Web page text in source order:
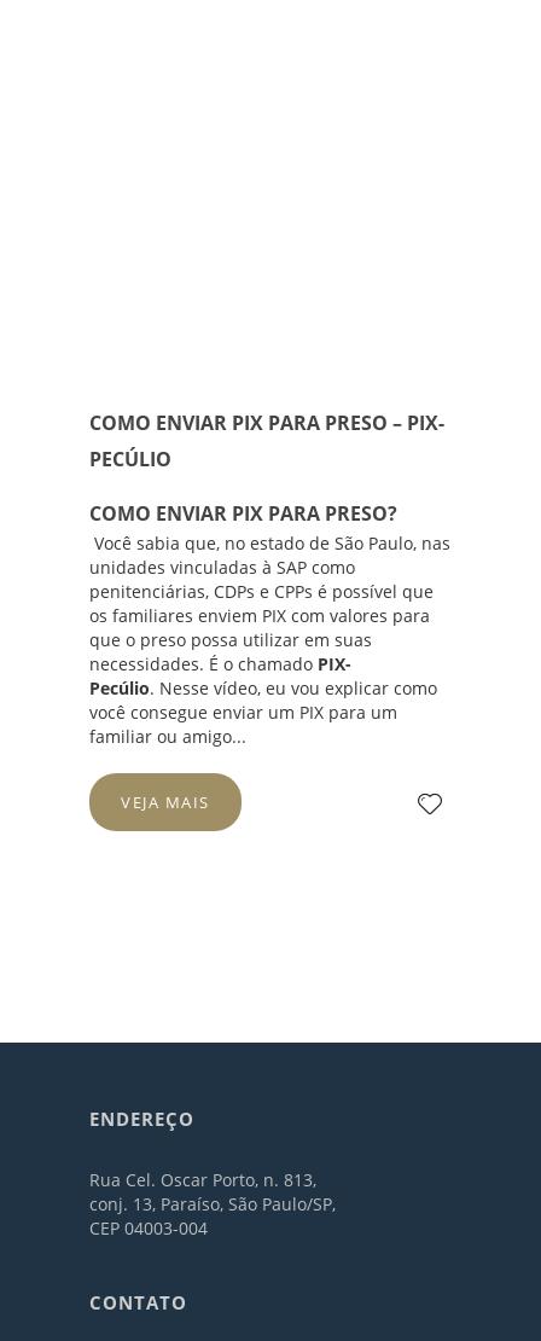
COMO ENVIAR PIX PARA PRESO – PIX-
PECÚLIO
COMO ENVIAR PIX PARA PRESO?
Você sabia que, no estado de São Paulo, nas
unidades vinculadas à SAP como
penitenciárias, CDPs e CPPs é possível que
os familiares enviem PIX com valores para
que o preso possa utilizar em suas
necessidades. É o chamado PIX-
Pecúlio. Nesse vídeo, eu vou explicar como
você consegue enviar um PIX para um
familiar ou amigo...
VEJA MAIS
ENDEREÇO
Rua Cel. Oscar Porto, n. 813,
conj. 13, Paraíso, São Paulo/SP,
CEP 04003-004
CONTATO